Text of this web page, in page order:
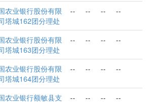
农业银行股份有限
塔城162团分理处
-- -- -- --
农业银行股份有限
塔城163团分理处
-- -- -- --
农业银行股份有限
塔城164团分理处
-- -- -- --
农业银行额敏县支
-- -- -- --